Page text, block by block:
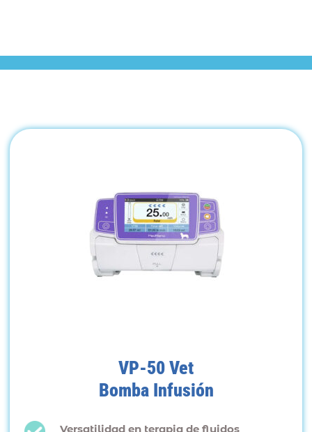
VP-50 Vet
Bomba Infusión
Versatilidad en terapia de fluidos